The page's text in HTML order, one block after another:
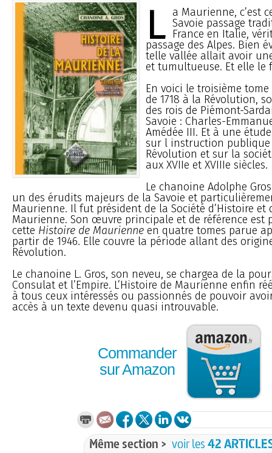
L a Maurienne, c’est
Savoie passage
France en Italie,
passage des Alpes. Bien
telle vallée allait avoir
et tumultueuse. Et elle le
En voici le troisième
de 1718 à la Révolution,
des rois de Piémont-
Savoie : Charles-
Amédée III. Et à une
sur l instruction
Révolution et sur la
aux XVIIe et XVIIIe siècles.
Le chanoine Adolphe
un des érudits majeurs de la Savoie et
Maurienne. Il fut président de la Société d’Histoire et
Maurienne. Son œuvre principale et de référence est
cette Histoire de Maurienne en quatre tomes parue
partir de 1946. Elle couvre la période allant des
Révolution.
Le chanoine L. Gros, son neveu, se chargea de la
Consulat et l’Empire. L’Histoire de Maurienne enfin
à tous ceux intéressés ou passionnés de pouvoir
accès à un texte devenu quasi introuvable.
Commander
sur Amazon
Même section > voir les42